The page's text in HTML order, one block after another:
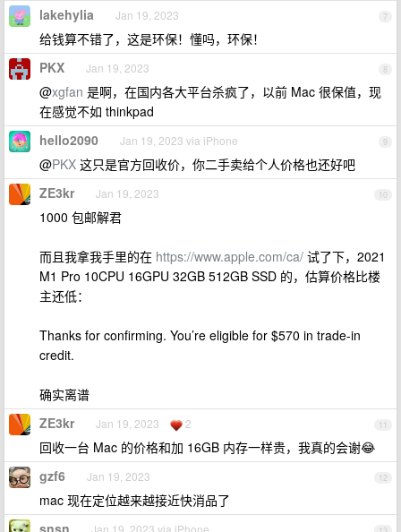
7
lakehylia Jan 19, 2023
给钱算不错了，这是环保！懂吗，环保！
8
PKX Jan 19, 2023
@xgfan 是啊，在国内各大平台杀疯了，以前 Mac 很保值，现
在感觉不如 thinkpad
9
hello2090 Jan 19, 2023 via iPhone
@PKX 这只是官方回收价，你二手卖给个人价格也还好吧
10
ZE3kr Jan 19, 2023
1000 包邮解君
而且我拿我手里的在 https://www.apple.com/ca/ 试了下，2021
M1 Pro 10CPU 16GPU 32GB 512GB SSD 的，估算价格比楼
主还低：
Thanks for confirming. You’re eligible for $570 in trade-in
credit.
确实离谱
11
ZE3kr Jan 19, 2023 2
回收一台 Mac 的价格和加 16GB 内存一样贵，我真的会谢😂
12
gzf6 Jan 19, 2023
mac 现在定位越来越接近快消品了
snsn Jan 19, 2023 via iPhone